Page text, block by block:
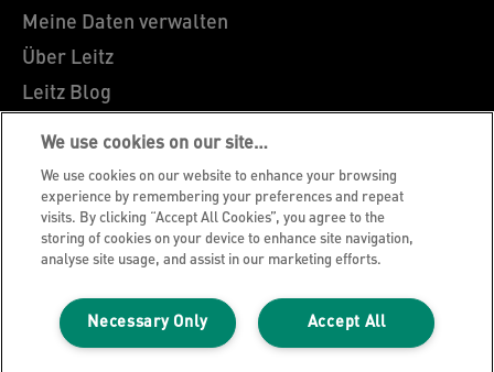
Meine Daten verwalten
Über Leitz
Leitz Blog
Karriere
Leitz EasyPrint
Kundenservice
Hinweise zum Verpackungsrecycling
Garantiebedingungen
Konformitätserklärungen
Sitemap
We use cookies on our site…
We use cookies on our website to enhance your browsing
experience by remembering your preferences and repeat
visits. By clicking “Accept All Cookies”, you agree to the
storing of cookies on your device to enhance site navigation,
analyse site usage, and assist in our marketing efforts.
Accept All
Necessary Only